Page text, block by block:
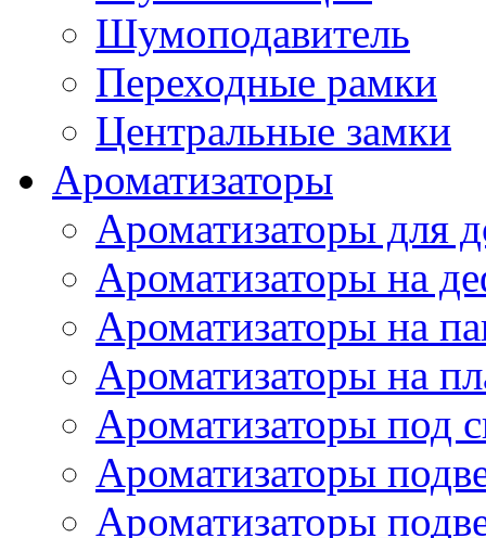
Шумоподавитель
Переходные рамки
Центральные замки
Ароматизаторы
Ароматизаторы для
Ароматизаторы на
Ароматизаторы на
Ароматизаторы на
Ароматизаторы под
Ароматизаторы
Ароматизаторы